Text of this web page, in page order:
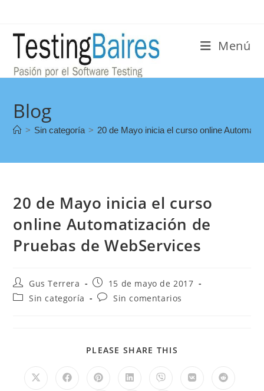
Menú
Blog
> Sin categoría > 20 de Mayo inicia el curso online
20 de Mayo inicia el curso
online Automatización de
Pruebas de WebServices
Gus Terrera
15 de mayo de 2017
Sin categoría
Sin comentarios
PLEASE SHARE THIS